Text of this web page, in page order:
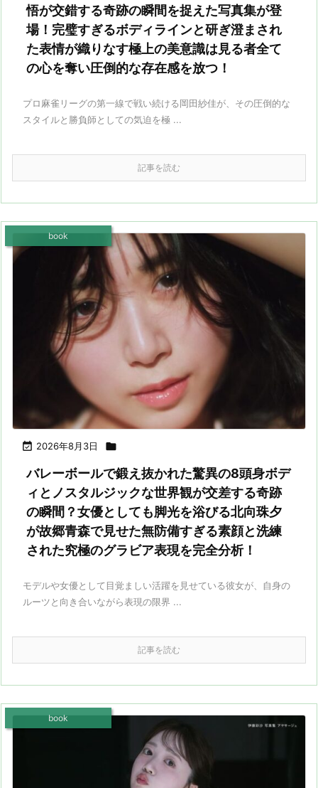
悟が交錯する奇跡の瞬間を捉えた写真集が登
場！完璧すぎるボディラインと研ぎ澄まされ
た表情が織りなす極上の美意識は見る者全て
の心を奪い圧倒的な存在感を放つ！
プロ麻雀リーグの第一線で戦い続ける岡田紗佳が、その圧倒的な
スタイルと勝負師としての気迫を極 ...
記事を読む
 2026年8月3日 
book
バレーボールで鍛え抜かれた驚異の8頭身ボデ
ィとノスタルジックな世界観が交差する奇跡
の瞬間？女優としても脚光を浴びる北向珠夕
が故郷青森で見せた無防備すぎる素顔と洗練
された究極のグラビア表現を完全分析！
モデルや女優として目覚ましい活躍を見せている彼女が、自身の
ルーツと向き合いながら表現の限界 ...
記事を読む
book